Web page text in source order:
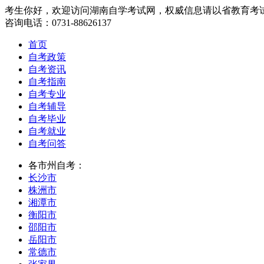
考生你好，欢迎访问湖南自学考试网，权威信息请以省教育考
咨询电话：0731-88626137
首页
自考政策
自考资讯
自考指南
自考专业
自考辅导
自考毕业
自考就业
自考问答
各市州自考：
长沙市
株洲市
湘潭市
衡阳市
邵阳市
岳阳市
常德市